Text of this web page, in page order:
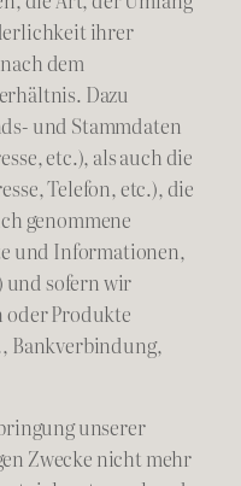
ihrer
dem
Dazu
und Stammdaten
etc.), als auch die
Telefon, etc.), die
genommene
und Informationen,
und sofern wir
oder Produkte
Bankverbindung,
unserer
Zwecke nicht mehr